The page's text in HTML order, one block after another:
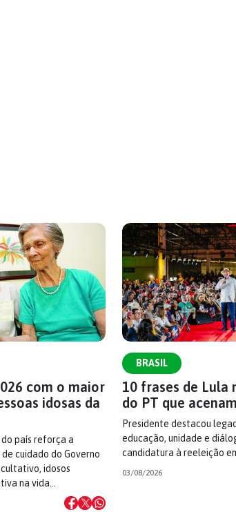
com o maior
idosas da
país reforça a
cuidado do Governo
idosos
na vida…
BRASIL
10 frases de Lula
do PT que
Presidente destacou
educação, unidade e
candidatura à reeleição
03/08/2026